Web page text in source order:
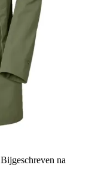
Bijgeschreven na